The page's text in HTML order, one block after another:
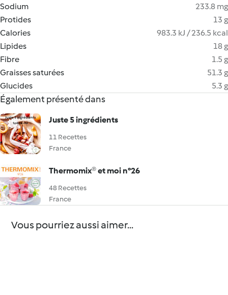
Sodium
233.8 mg
Protides
13 g
Calories
983.3 kJ / 236.5 kcal
Lipides
18 g
Fibre
1.5 g
Graisses saturées
51.3 g
Glucides
5.3 g
Également présenté dans
Juste 5 ingrédients
11 Recettes
France
Thermomix® et moi n°26
48 Recettes
France
Vous pourriez aussi aimer...